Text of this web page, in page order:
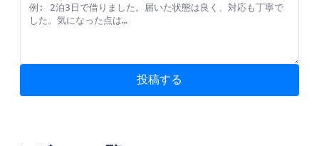
投稿する